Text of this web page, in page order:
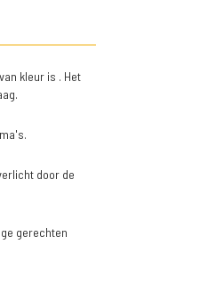
kleur is . Het
door de
gerechten